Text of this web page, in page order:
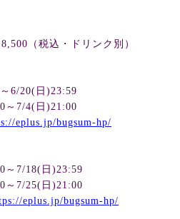
8,500 （税込・ドリンク別）
～ 6/20( 日 )23:59
～ 7/4( 日 )21:00
eplus.jp/bugsum-hp/
～ 7/18( 日 )23:59
～ 7/25( 日 )21:00
eplus.jp/bugsum-hp/